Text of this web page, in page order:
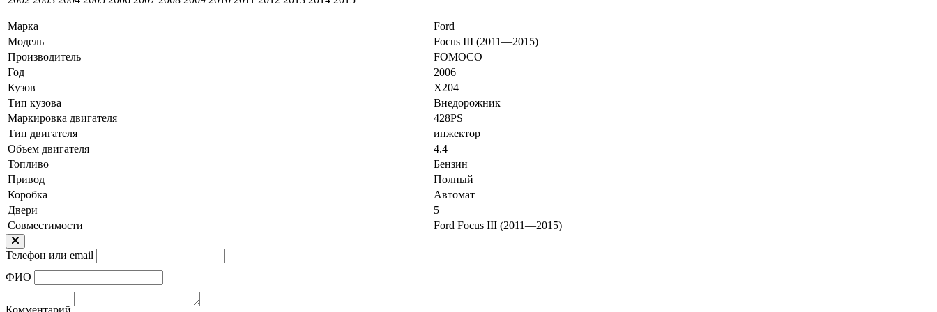
Марка
Ford
Модель
Focus III (2011—2015)
Производитель
FOMOCO
Год
2006
Кузов
X204
Тип кузова
Внедорожник
Маркировка двигателя
428PS
Тип двигателя
инжектор
Объем двигателя
4.4
Топливо
Бензин
Привод
Полный
Коробка
Автомат
Двери
5
Совместимости
Ford Focus III (2011—2015)
Телефон или email
ФИО